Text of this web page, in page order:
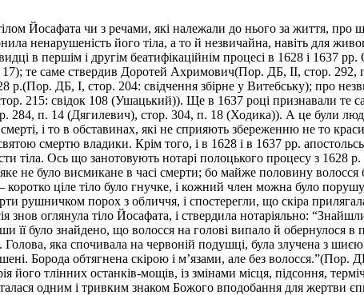
Йосафата чи з речами, які належали до нього за життя,
ненарушеність його тіла, а то й незвичайна, навіть для
в першім і другім беатифікаційнім процесі в 1628 і 1637
те саме ствердив Доротей Ахримович(Пор. ДБ, II, стор. 292,
р.(Пор. ДБ, І, стор. 204: свідчення збірне у Витебську); про
215: свідок 108 (Ушацький)). Ще в 1637 році признавали те
п. 14 (Дягилевич), стор. 304, п. 18 (Ходика)). А це були
і то в обставинах, які не сприяють збереженню не то
смертю владики. Крім того, і в 1628 і в 1637 рр.
тіла. Ось що занотовують нотарі полоцького процесу з 1628 р.
не було висмикане в часі смерти; бо майже половину
ціле тіло було гнучке, і кожний член можна було
рушничком порох з обличчя, і спостерегли, що скіра
знов оглянула тіло Йосафата, і ствердила нотаріяльно:
її було знайдено, що волосся на голові випало й обернулося
яка спочивала на червоній подушці, була злучена з
Борода обтягнена скірою і м’язами, але без
його тлінних останків-мощів, із змінами місця, підсоння,
одним і тривким знаком Божого вподобання для жертви